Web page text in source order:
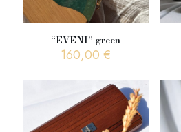
“EVENI” green
160,00€